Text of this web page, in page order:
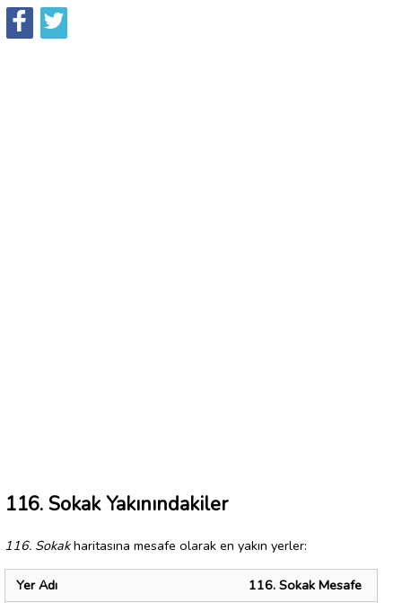
116. Sokak Yakınındakiler
116. Sokakharitasına mesafe olarak en yakın yerler:
Yer Adı
116. Sokak Mesafe